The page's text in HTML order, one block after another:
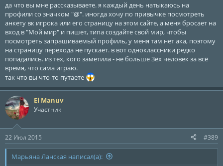
да что вы мне рассказываете. я каждый день натыкаюсь на
профили со значком "@". иногда хочу по привычке посмотреть
анкету вк игрока или его страницу на этом сайте, а меня бросает на
вход в "Мой мир" и пишет, типа создайте свой мир, чтобы
посмотреть запрашиваемый профиль, у меня там нет ака, поэтому
на страницу перехода не пускает. в вот одноклассники редко
попадались. из тех, кого заметила - не больше 3ёх человек за всё
время, что сама играю.
так что вы что-то путаете
El Manuv
Участник
22 Июл 2015 #389
Марьяна Ланская написал(а):